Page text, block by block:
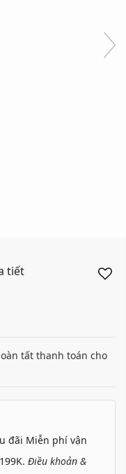
tiết
tất thanh toán cho
đãi Miễn phí vận
Điều khoản &